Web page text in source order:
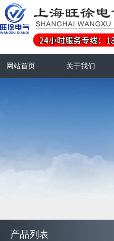
网站首页 关于我们
产品列表